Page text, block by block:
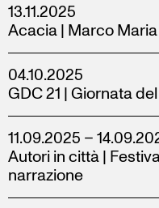
13.11.2025
Acacia | Marco
04.10.2025
GDC 21 | Giornata
11.09.2025 –
Autori in città |
narrazione